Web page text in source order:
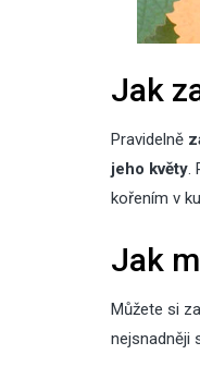
Jak
Pravidelně
jeho květy
kořením v
Jak
Můžete si
nejsnadněji